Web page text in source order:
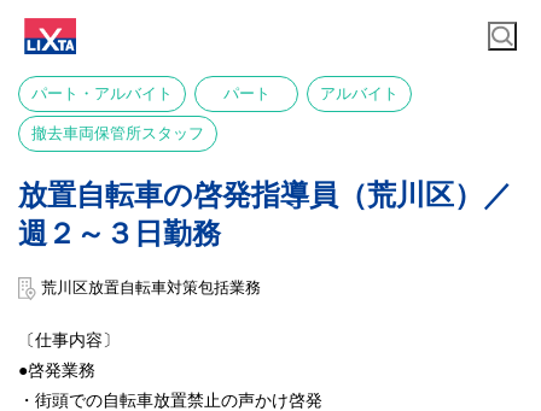
パート・アルバイト パート アルバイト
撤去車両保管所スタッフ
放置自転車の啓発指導員（荒川区）／
週２～３日勤務
荒川区放置自転車対策包括業務
〔仕事内容〕
●啓発業務
・街頭での自転車放置禁止の声かけ啓発